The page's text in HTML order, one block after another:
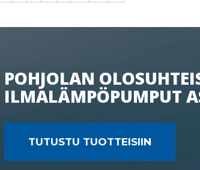
POHJOLAN
ILMALÄMPÖPUMPUT
TUTUSTU TUOTTEISIIN